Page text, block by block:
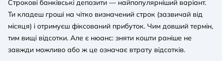
Строкові банківські депозити — найпопулярніший варіант.
Ти кладеш гроші на чітко визначений строк (зазвичай від
місяця) і отримуєш фіксований прибуток. Чим довший термін,
тим вищі відсотки. Але є нюанс: зняти кошти раніше не
завжди можливо або ж це означає втрату відсотків.